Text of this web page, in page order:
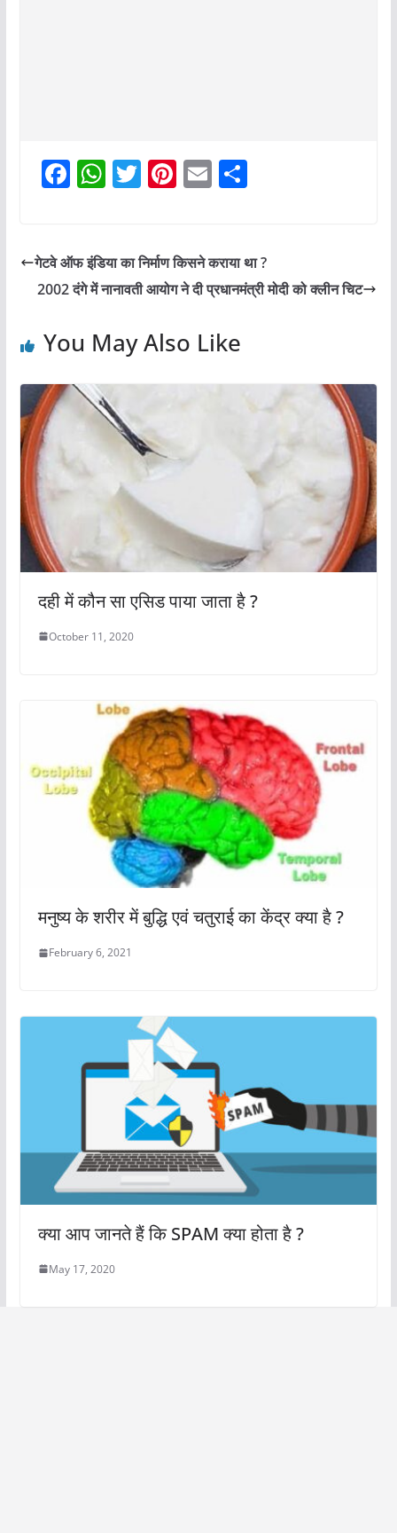
F
e
b
o
W
s
A
p
T
er
Pi
e
st
E
l
S
e
गेटवे ऑफ इंडिया का निर्माण किसने कराया था ?
2002 दंगे में नानावती आयोग ने दी प्रधानमंत्री मोदी को क्लीन चिट
You May Also Like
दही में कौन सा एसिड पाया जाता है ?
October 11, 2020
मनुष्य के शरीर में बुद्धि एवं चतुराई का केंद्र क्या है ?
February 6, 2021
क्या आप जानते हैं कि SPAM क्या होता है ?
May 17, 2020